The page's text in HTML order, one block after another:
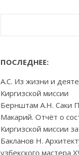
ПОСЛЕДНЕЕ:
А.С. Из жизни и
Киргизской миссии
Бернштам А.Н. Саки
Макарий. Отчёт о
Киргизской миссии
Бакланов Н.
узбекского мастера